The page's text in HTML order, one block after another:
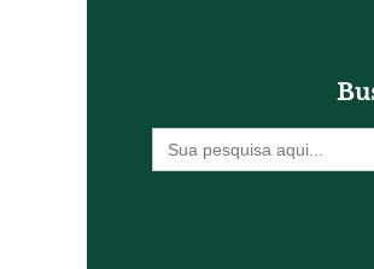
Procurar
por: